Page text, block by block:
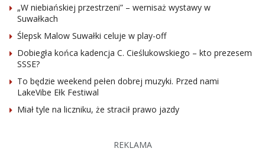
„W niebiańskiej przestrzeni” – wernisaż wystawy w
Suwałkach
Ślepsk Malow Suwałki celuje w play-off
Dobiegła końca kadencja C. Cieślukowskiego – kto prezesem
SSSE?
To będzie weekend pełen dobrej muzyki. Przed nami
LakeVibe Ełk Festiwal
Miał tyle na liczniku, że stracił prawo jazdy
REKLAMA